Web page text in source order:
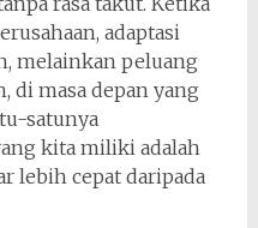
adaptasi
melainkan peluang
di masa depan yang
satunya
kita miliki adalah
lebih cepat daripada